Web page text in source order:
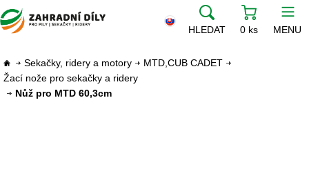
HLEDAT 0 ks MENU
Sekačky, ridery a motory
MTD,CUB CADET
Žací nože pro sekačky a ridery
Nůž pro MTD 60,3cm